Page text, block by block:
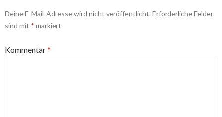
Deine E-Mail-Adresse wird nicht veröffentlicht. Erforderliche Felder
sind mit * markiert
Kommentar*